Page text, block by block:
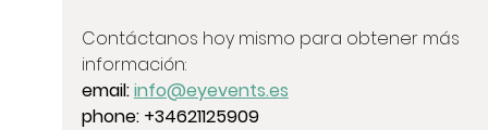
Contáctanos hoy mismo para obtener más
información:
email: info@eyevents.es
phone: +34621125909